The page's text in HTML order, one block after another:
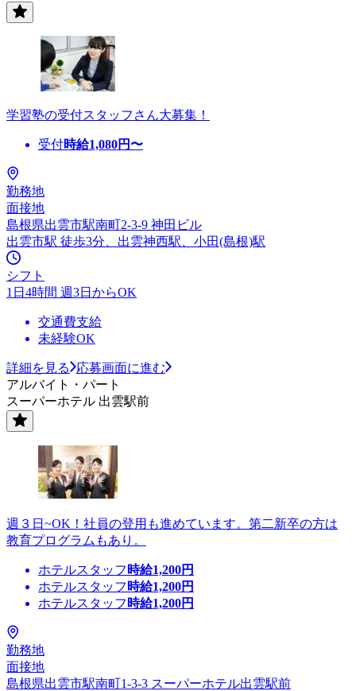
学習塾の受付スタッフさん大募集！
受付時給1,080円〜
勤務地
面接地
島根県出雲市駅南町2-3-9 神田ビル
出雲市駅 徒歩3分、出雲神西駅、小田(島根)駅
シフト
1日4時間 週3日からOK
交通費支給
未経験OK
詳細を見る
応募画面に進む
アルバイト・パート
スーパーホテル 出雲駅前
週３日~OK！社員の登用も進めています。第二新卒の方は
教育プログラムもあり。
ホテルスタッフ 時給1,200円
ホテルスタッフ 時給1,200円
ホテルスタッフ 時給1,200円
勤務地
面接地
島根県出雲市駅南町1-3-3 スーパーホテル出雲駅前